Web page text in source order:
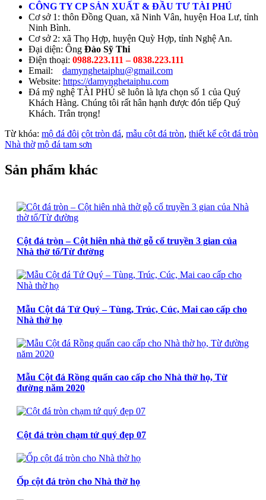
CÔNG TY CP SẢN XUẤT & ĐẦU TƯ TÀI PHÚ
Cơ sở 1: thôn Đồng Quan, xã Ninh Vân, huyện Hoa Lư, tỉnh
Ninh Bình.
Cơ sở 2: xã Thọ Hợp, huyện Quỳ Hợp, tỉnh Nghệ An.
Đại diện: Ông Đào Sỹ Thi
Điện thoại: 0988.223.111 – 0838.223.111
Email: damynghetaiphu@gmail.com
Website: https://damynghetaiphu.com
Đá mỹ nghệ TÀI PHÚ sẽ luôn là lựa chọn số 1 của Quý
Khách Hàng. Chúng tôi rất hân hạnh được đón tiếp Quý
Khách. Trân trọng!
Từ khóa: mộ đá đôi cột tròn đá, mẫu cột đá tròn, thiết kế cột đá tròn
Nhà thờ mộ đá tam sơn
Sản phẩm khác
Cột đá tròn – Cột hiên nhà thờ gỗ cổ truyền 3 gian của
Nhà thờ tổ/Từ đường
Mẫu Cột đá Tứ Quý – Tùng, Trúc, Cúc, Mai cao cấp cho
Nhà thờ họ
Mẫu Cột đá Rồng quấn cao cấp cho Nhà thờ họ, Từ
đường năm 2020
Cột đá tròn chạm tứ quý đẹp 07
Ốp cột đá tròn cho Nhà thờ họ